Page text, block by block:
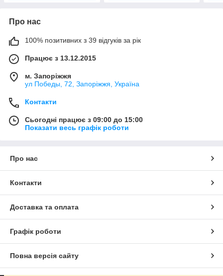
Про нас
100% позитивних з 39 відгуків за рік
Працює з 13.12.2015
м. Запоріжжя
ул Победы, 72, Запоріжжя, Україна
Контакти
Сьогодні працює з 09:00 до 15:00
Показати весь графік роботи
Про нас
Контакти
Доставка та оплата
Графік роботи
Повна версія сайту